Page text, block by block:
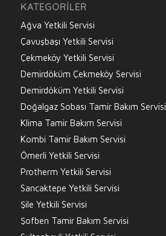
KATEGORILER
Ağva Yetkili Servisi
Çavuşbaşı Yetkili Servisi
Çekmeköy Yetkili Servisi
Demirdöküm Çekmeköy Servisi
Demirdöküm Yetkili Servisi
Doğalgaz Sobası Tamir Bakım Servisi
Klima Tamir Bakım Servisi
Kombi Tamir Bakım Servisi
Ömerli Yetkili Servisi
Protherm Yetkili Servisi
Sancaktepe Yetkili Servisi
Şile Yetkili Servisi
Şofben Tamir Bakım Servisi